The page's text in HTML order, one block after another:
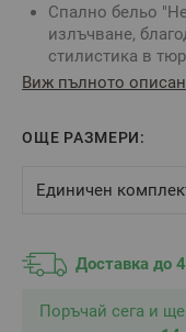
Спално бельо
излъчване,
стилистика в
комплект е
Долен чаршаф:
Тъй като са
разминаване с
Ултра мек,
правилна
Виж пълното
ОЩЕ РАЗМЕРИ:
Единичен
Доставка до
Поръчай сега и